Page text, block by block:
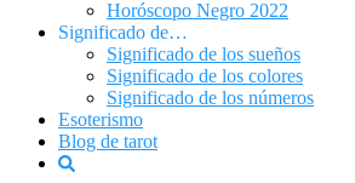
Horóscopo Negro 2022
Significado de…
Significado de los sueños
Significado de los colores
Significado de los números
Esoterismo
Blog de tarot